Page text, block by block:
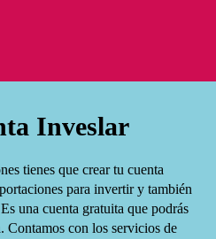
Inveslar
tienes que crear tu cuenta
para invertir y también
una cuenta gratuita que podrás
Contamos con los servicios de